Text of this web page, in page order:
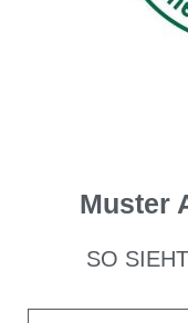
Muster
SO